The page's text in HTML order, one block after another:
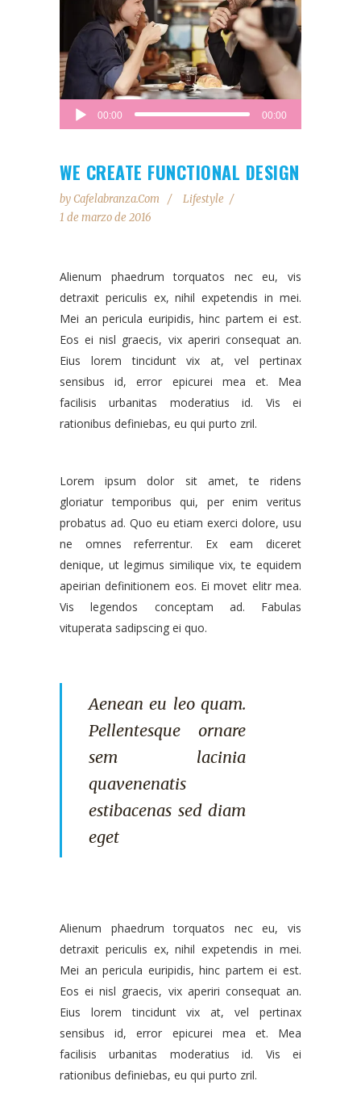
Reproductor
de
00:00 00:00
WE CREATE FUNCTIONAL DESIGN
byCafelabranza.com
Lifestyle
1 de marzo de 2016
Alienum phaedrum torquatos nec eu, vis
detraxit periculis ex, nihil expetendis in mei.
Mei an pericula euripidis, hinc partem ei est.
Eos ei nisl graecis, vix aperiri consequat an.
Eius lorem tincidunt vix at, vel pertinax
sensibus id, error epicurei mea et. Mea
facilisis urbanitas moderatius id. Vis ei
rationibus definiebas, eu qui purto zril.
Lorem ipsum dolor sit amet, te ridens
gloriatur temporibus qui, per enim veritus
probatus ad. Quo eu etiam exerci dolore, usu
ne omnes referrentur. Ex eam diceret
denique, ut legimus similique vix, te equidem
apeirian definitionem eos. Ei movet elitr mea.
Vis legendos conceptam ad. Fabulas
vituperata sadipscing ei quo.
Aenean eu leo quam.
Pellentesque ornare
sem lacinia
quavenenatis
estibacenas sed diam
eget
Alienum phaedrum torquatos nec eu, vis
detraxit periculis ex, nihil expetendis in mei.
Mei an pericula euripidis, hinc partem ei est.
Eos ei nisl graecis, vix aperiri consequat an.
Eius lorem tincidunt vix at, vel pertinax
sensibus id, error epicurei mea et. Mea
facilisis urbanitas moderatius id. Vis ei
rationibus definiebas, eu qui purto zril.